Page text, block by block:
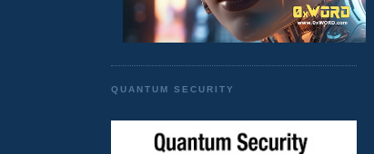
QUANTUM SECURITY